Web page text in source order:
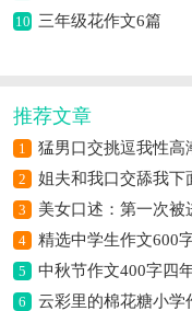
10 三年级花作文6篇
推荐文章
1
2
3 美女口述：第一次
4 精选中学生作文600
5 中秋节作文400字四
6 云彩里的棉花糖小学